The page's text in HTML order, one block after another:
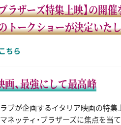
ラザーズ特集上映】の開
トークショーが決定いた
こちら
、最強にして最高峰
ブが企画するイタリア映画の特集
ネッティ・ブラザーズに焦点を当